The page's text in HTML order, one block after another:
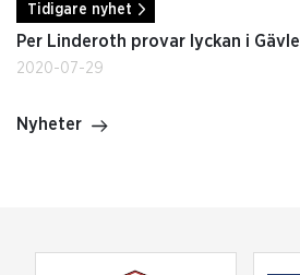
Tidigare nyhet
Per Linderoth provar lyckan i Gävle
2020-07-29
Nyheter